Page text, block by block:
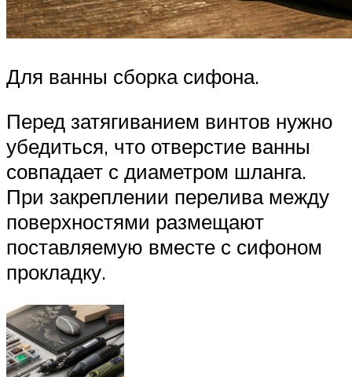
Для ванны сборка сифона.
Перед затягиванием винтов нужно
убедиться, что отверстие ванны
совпадает с диаметром шланга.
При закреплении перелива между
поверхностями размещают
поставляемую вместе с сифоном
прокладку.